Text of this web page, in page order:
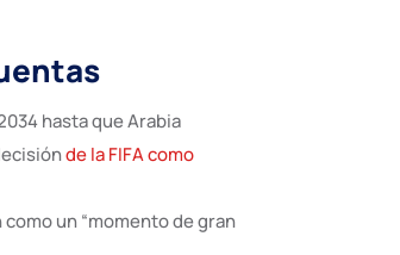
hasta que Arabia
de la FIFA como
un “momento de gran